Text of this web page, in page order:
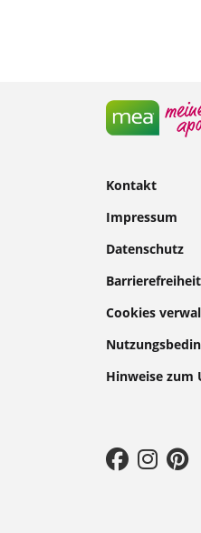
Kontakt
Impressum
Datenschutz
Barrierefreiheit
Cookies
Hinweise zum